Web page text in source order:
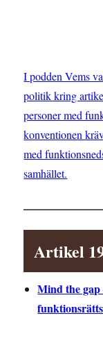
I podden Vems
politik kring
personer med
konventionen
med
samhället.
Artikel
Mind the gap